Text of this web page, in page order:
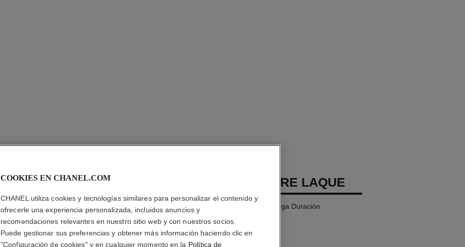
OMBRE PREMIÈRE LAQUE
Sombra de Ojos Líquida de Larga Duración
Más información
Ref. 175032
COOKIES EN CHANEL.COM
CHANEL utiliza cookies y tecnologías similares para personalizar el contenido y
ofrecerle una experiencia personalizada, incluidos anuncios y
recomendaciones relevantes en nuestro sitio web y con nuestros socios.
Puede gestionar sus preferencias y obtener más información haciendo clic en
"Configuración de cookies" y en cualquier momento en la Política de